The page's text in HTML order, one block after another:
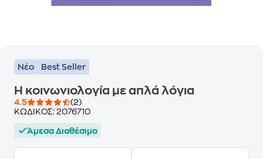
Νέο Best Seller
Η κοινωνιολογία με απλά λόγια
4.5
(2)
ΚΩΔΙΚΟΣ: 2076710
Άμεσα Διαθέσιμο